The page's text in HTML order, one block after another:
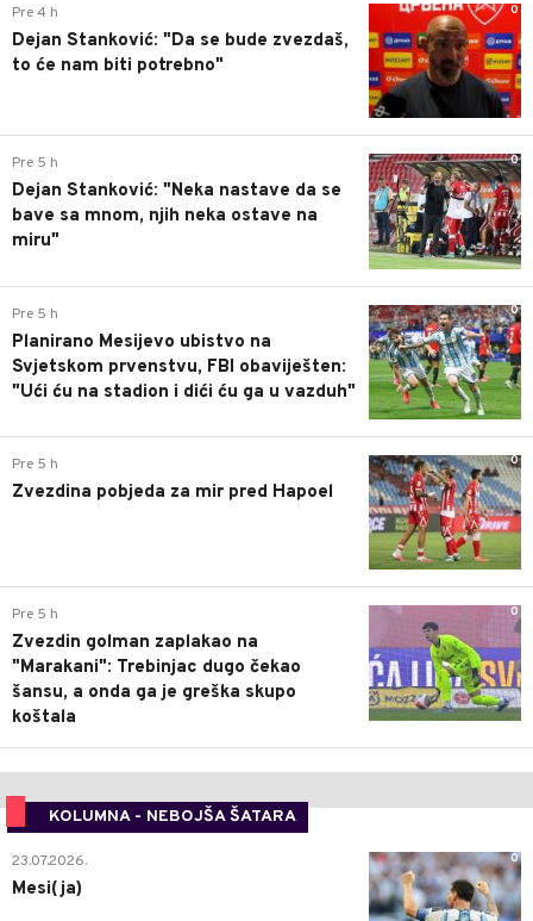
0
Pre 4 h
Dejan Stanković: "Da se bude zvezdaš,
to će nam biti potrebno"
0
Pre 5 h
Dejan Stanković: "Neka nastave da se
bave sa mnom, njih neka ostave na
miru"
0
Pre 5 h
Planirano Mesijevo ubistvo na
Svjetskom prvenstvu, FBI obaviješten:
"Ući ću na stadion i dići ću ga u vazduh"
0
Pre 5 h
Zvezdina pobjeda za mir pred Hapoel
0
Pre 5 h
Zvezdin golman zaplakao na
"Marakani": Trebinjac dugo čekao
šansu, a onda ga je greška skupo
koštala
KOLUMNA - NEBOJŠA ŠATARA
0
23.07.2026.
Mesi(ja)